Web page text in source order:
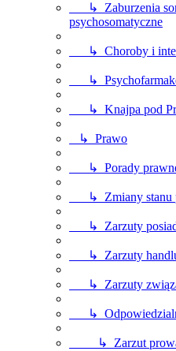
↳ Zaburzenia
psychosomatyczne
↳ Choroby i
↳
↳ Knajpa pod
↳ Prawo
↳ Porady
↳ Zmiany stanu
↳ Zarzuty
↳ Zarzuty handlu
↳ Zarzuty
↳
↳ Zarzut